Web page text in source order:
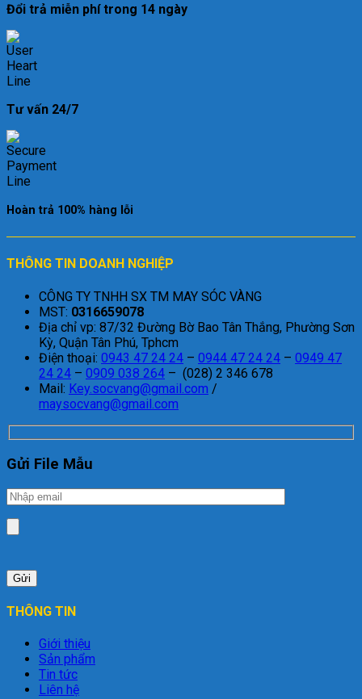
Đổi trả miễn phí trong 14 ngày
Tư vấn 24/7
Hoàn trả 100% hàng lỗi
THÔNG TIN DOANH NGHIỆP
CÔNG TY TNHH SX TM MAY SÓC VÀNG
MST: 0316659078
Địa chỉ vp: 87/32 Đường Bờ Bao Tân Thắng, Phường Sơn
Kỳ, Quận Tân Phú, Tphcm
Điện thoại: 0943 47 24 24 – 0944 47 24 24 – 0949 47
24 24 – 0909 038 264 – (028) 2 346 678
Mail: Key.socvang@gmail.com /
maysocvang@gmail.com
Gửi File Mẫu
THÔNG TIN
Giới thiệu
Sản phẩm
Tin tức
Liên hệ